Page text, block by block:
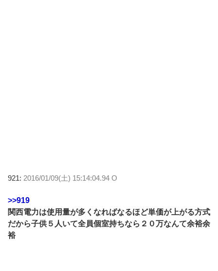
921: 2016/01/09(土) 15:14:04.94 O
>>919
関西電力は使用量が多くなればなるほど単価が上がる方式
だから子供５人いて全員個室持ちなら２０万なんて余裕余
裕